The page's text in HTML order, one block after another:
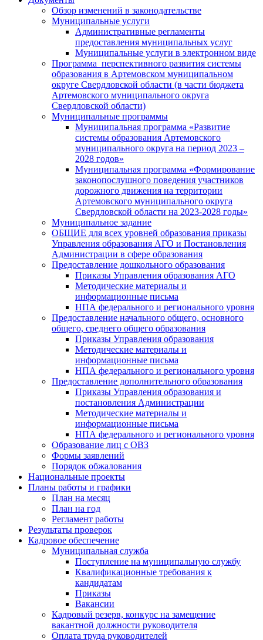
Обзор изменений в законодательстве
Муниципальные услуги
Административные регламенты
предоставления муниципальных услуг
Муниципальные услуги в электронном виде
Программа перспективного развития системы
образования в Артемовском муниципальном
округе Свердловской области (в части бюджета
Артемовского муниципального округа
Свердловской области)
Муниципальные программы
Муниципальная программа «Развитие
системы образования Артемовского
муниципального округа на период 2023 –
2028 годов»
Муниципальная программа «Формирование
законопослушного поведения участников
дорожного движения на территории
Артемовского муниципального округа
Свердловской области на 2023-2028 годы»
Муниципальное задание
ОБЩИЕ для всех уровней образования приказы
Управления образования АГО и Постановления
Администрации в сфере образования
Предоставление дошкольного образования
Приказы Управления образования АГО
Методические материалы и
информационные письма
НПА федерального и регионального уровня
Предоставление начального общего, основного
общего, среднего общего образования
Приказы Управления образования
Методические материалы и
информационные письма
НПА федерального и регионального уровня
Предоставление дополнительного образования
Приказы Управления образования и
постановления Администрации
Методические материалы и
информационные письма
НПА федерального и регионального уровня
Образование лиц с ОВЗ
Формы заявлений
Порядок обжалования
Национальные проекты
Планы работы и графики
План на месяц
План на год
Регламент работы
Результаты проверок
Кадровое обеспечение
Муниципальная служба
Поступление на муниципальную службу
Квалификационные требования к
кандидатам
Приказы
Вакансии
Кадровый резерв, конкурс на замещение
вакантной должности руководителя
Оплата труда руководителей